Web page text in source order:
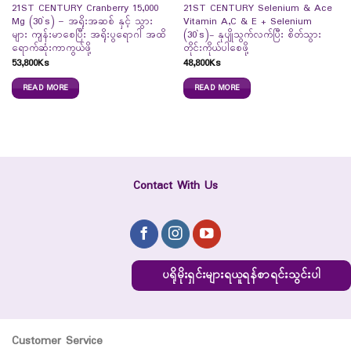
21ST CENTURY Cranberry 15,000
Mg (30`s) – အရိုးအဆစ် နှင့် သွား
များ ကျန်းမာစေပြီး အရိုးပွရောဂါ အထိ
ရောက်ဆုံးကာကွယ်ဖို့
53,800Ks
READ MORE
21ST CENTURY Selenium & Ace
Vitamin A,C & E + Selenium
(30`s)- နုပျိုသွက်လက်ပြီး စိတ်သွား
တိုင်းကိုယ်ပါစေဖို့
48,800Ks
READ MORE
Contact With Us
ပရိုမိုးရှင်းများရယူရန်စာရင်းသွင်းပါ
Customer Service